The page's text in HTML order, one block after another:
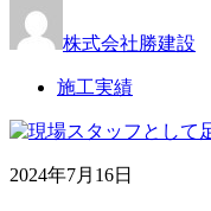
株式会社勝建設
施工実績
2024年7月16日